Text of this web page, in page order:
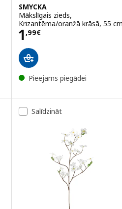
SMYCKA
Mākslīgais zieds,
Krizantēma/oranžā krāsā, 55
1 ,99€
Cena 1,99€
Pieejams piegādei
Salīdzināt